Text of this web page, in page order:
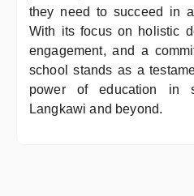
they need to succeed in
With its focus on holistic
engagement, and a
school stands as a
power of education in
Langkawi and beyond.